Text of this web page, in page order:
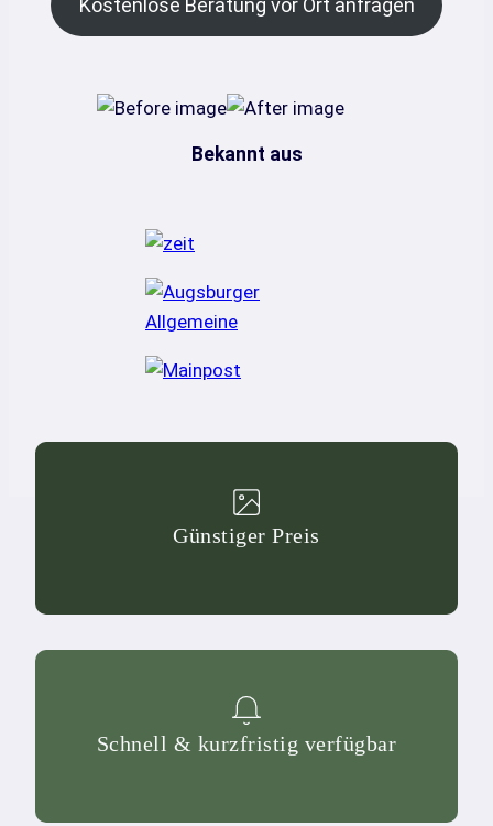
Kostenlose Beratung vor Ort anfragen
Bekannt aus
Günstiger Preis
Schnell & kurzfristig verfügbar